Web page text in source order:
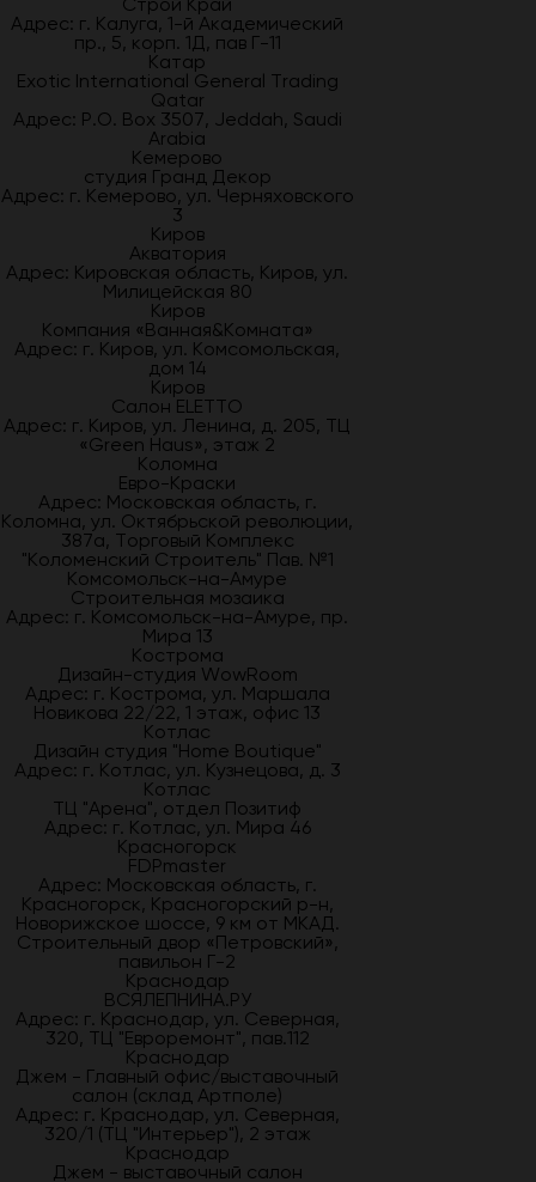
Адрес: г. Калуга, 1-й Академический
пр., 5, корп. 1Д, пав Г-11
Катар
Exotic International General Trading
Qatar
Адрес: P.O. Box 3507, Jeddah, Saudi
Arabia
Кемерово
студия Гранд Декор
Адрес: г. Кемерово, ул. Черняховского
3
Киров
Акватория
Адрес: Кировская область, Киров, ул.
Милицейская 80
Киров
Компания «Ванная&Комната»
Адрес: г. Киров, ул. Комсомольская,
дом 14
Киров
Салон ELETTO
Адрес: г. Киров, ул. Ленина, д. 205, ТЦ
«Green Haus», этаж 2
Коломна
Евро-Краски
Адрес: Московская область, г.
Коломна, ул. Октябрьской революции,
387а, Торговый Комплекс
"Коломенский Строитель" Пав. №1
Комсомольск-на-Амуре
Строительная мозаика
Адрес: г. Комсомольск-на-Амуре, пр.
Мира 13
Кострома
Дизайн-студия WowRoom
Адрес: г. Кострома, ул. Маршала
Новикова 22/22, 1 этаж, офис 13
Котлас
Дизайн студия "Home Boutique"
Адрес: г. Котлас, ул. Кузнецова, д. 3
Котлас
ТЦ "Арена", отдел Позитиф
Адрес: г. Котлас, ул. Мира 46
Красногорск
FDPmaster
Адрес: Московская область, г.
Красногорск, Красногорский р-н,
Новорижское шоссе, 9 км от МКАД.
Строительный двор «Петровский»,
павильон Г-2
Краснодар
ВСЯЛЕПНИНА.РУ
Адрес: г. Краснодар, ул. Северная,
320, ТЦ "Евроремонт", пав.112
Краснодар
Джем - Главный офис/выставочный
салон (склад Артполе)
Адрес: г. Краснодар, ул. Северная,
320/1 (ТЦ "Интерьер"), 2 этаж
Краснодар
Джем - выставочный салон